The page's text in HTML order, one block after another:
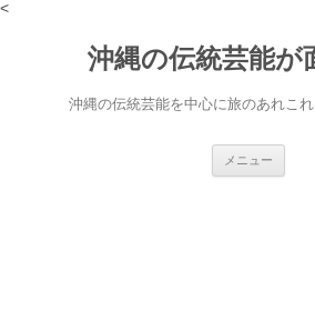
<
沖縄の伝統芸能が
沖縄の伝統芸能を中心に旅のあれこれ
メニュー